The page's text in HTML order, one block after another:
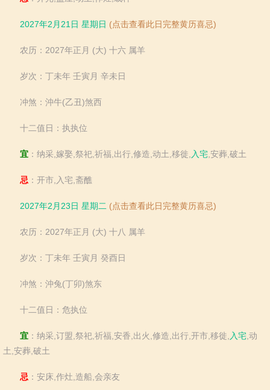
2027年2月21日 星期日 (点击查看此日完整黄历喜忌)
农历：2027年正月 (大) 十六 属羊
岁次：丁未年 壬寅月 辛未日
冲煞：沖牛(乙丑)煞西
十二值日：执执位
宜 ：纳采,嫁娶,祭祀,祈福,出行,修造,动土,移徙, 入宅 ,安葬,破土
忌 ：开市,入宅,斋醮
2027年2月23日 星期二 (点击查看此日完整黄历喜忌)
农历：2027年正月 (大) 十八 属羊
岁次：丁未年 壬寅月 癸酉日
冲煞：沖兔(丁卯)煞东
十二值日：危执位
宜 ：纳采,订盟,祭祀,祈福,安香,出火,修造,出行,开市,移徙, 入宅 ,动
土,安葬,破土
忌 ：安床,作灶,造船,会亲友